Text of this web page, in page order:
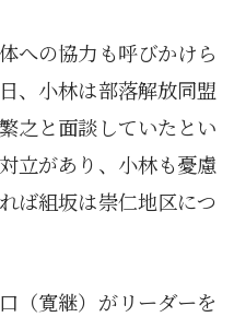
への協力も呼びかけら
、小林は部落解放同盟
之と面談していたとい
立があり、小林も憂慮
ば組坂は崇仁地区につ
（寛継）がリーダーを